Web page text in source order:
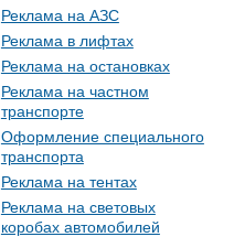
Реклама на АЗС
Реклама в лифтах
Реклама на остановках
Реклама на частном
транспорте
Оформление специального
транспорта
Реклама на тентах
Реклама на световых
коробах автомобилей